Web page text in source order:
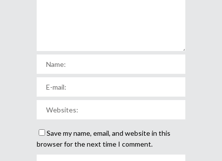
Save my name, email, and website in this
browser for the next time I comment.